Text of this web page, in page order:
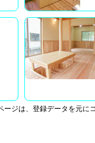
ジは、登録データを元に